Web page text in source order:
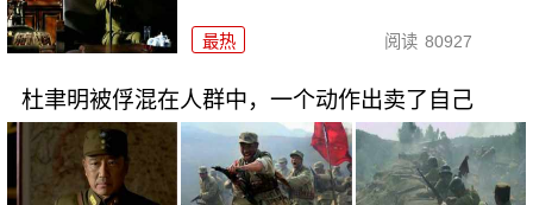
最热 阅读 80927
杜聿明被俘混在人群中，一个动作出卖了自己